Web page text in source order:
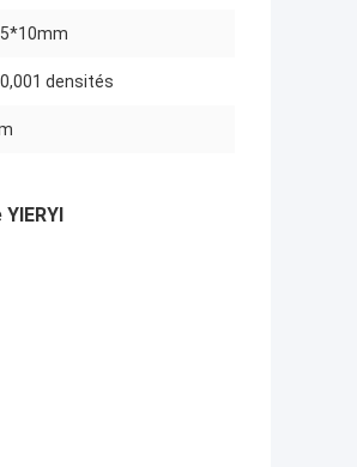
densités